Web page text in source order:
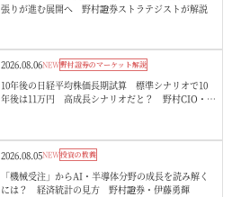
張りが進む展開へ 野村證券ストラテジストが解説
2026.08.06NEW野村證券のマーケット解説
10年後の日経平均株価長期試算 標準シナリオで10
年後は11万円 高成長シナリオだと？ 野村CIO・宮
2026.08.05NEW投資の教養
「機械受注」からAI・半導体分野の成長を読み解く
には？ 経済統計の見方 野村證券・伊藤勇輝